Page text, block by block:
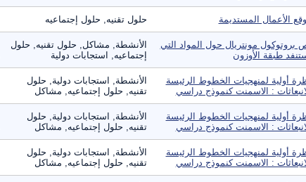
الأعمال المستديمة حلول تقنيه, حلول إجتماعيه
بروتوكول مونتريال حول المواد التي
طبقة الأوزون
الأنشطة, مشاكل, حلول تقنيه, حلول
إجتماعيه, استجابات دولية
أولية لمنهجيات الخطوط الرئيسة
: الاسمنت كنموذج دراسي
الأنشطة, استجابات دولية, حلول
تقنيه, حلول إجتماعيه, مشاكل
أولية لمنهجيات الخطوط الرئيسة
: الاسمنت كنموذج دراسي
الأنشطة, استجابات دولية, حلول
تقنيه, حلول إجتماعيه, مشاكل
أولية لمنهجيات الخطوط الرئيسة
: الاسمنت كنموذج دراسي
الأنشطة, استجابات دولية, حلول
تقنيه, حلول إجتماعيه, مشاكل